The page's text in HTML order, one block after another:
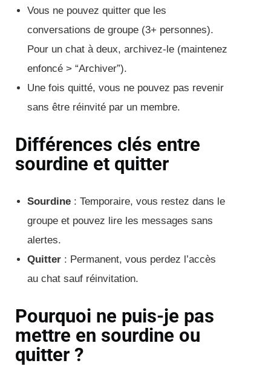
Vous ne pouvez quitter que les
conversations de groupe (3+ personnes).
Pour un chat à deux, archivez-le (maintenez
enfoncé > “Archiver”).
Une fois quitté, vous ne pouvez pas revenir
sans être réinvité par un membre.
Différences clés entre
sourdine et quitter
Sourdine : Temporaire, vous restez dans le
groupe et pouvez lire les messages sans
alertes.
Quitter : Permanent, vous perdez l’accès
au chat sauf réinvitation.
Pourquoi ne puis-je pas
mettre en sourdine ou
quitter ?